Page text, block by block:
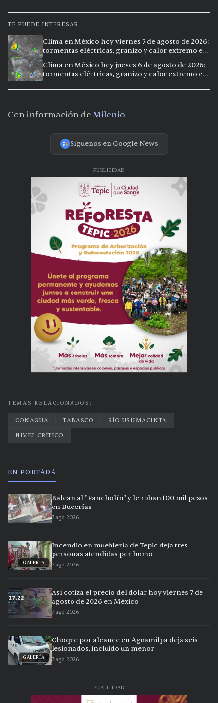
TE PUEDE INTERESAR
Clima en México hoy viernes 7 de agosto de 2026:
tormentas eléctricas, granizo y calor extremo en
Clima en México hoy jueves 6 de agosto de 2026:
tormentas eléctricas, granizo y calor extremo en
Con información de Milenio
Síguenos en Google News
PUBLICIDAD
TEMAS RELACIONADOS:
CONAGUA TABASCO
RÍO USUMACINTA
NIVEL CRÍTICO
EN PORTADA
Balean al "Pancholín" y le roban 100 mil pesos
en Bucerías
7 ago 2026
GALERÍA
Incendio en mueblería de Tepic deja tres
personas atendidas por humo
7 ago 2026
Así cotiza el precio del dólar hoy viernes 7 de
agosto de 2026 en México
7 ago 2026
GALERÍA
Choque por alcance en Aguamilpa deja seis
lesionados, incluido un menor
7 ago 2026
PUBLICIDAD